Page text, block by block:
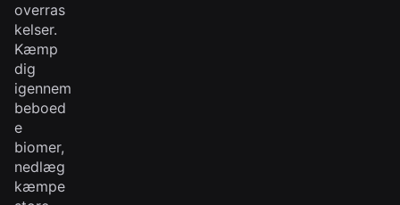
overras
kelser.
Kæmp
dig
igennem
beboed
e
biomer,
nedlæg
kæmpe